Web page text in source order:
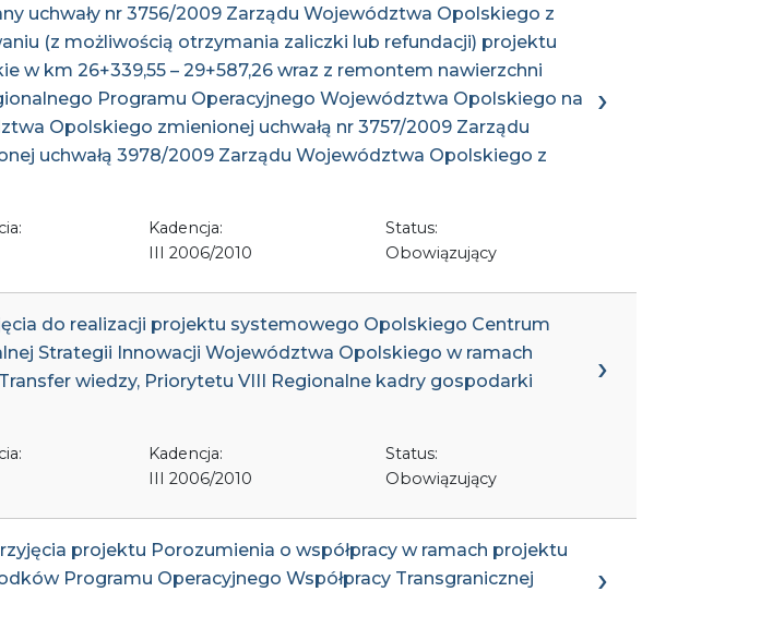
uchwały nr 3756/2009 Zarządu Województwa Opolskiego z
(z możliwością otrzymania zaliczki lub refundacji) projektu
w km 26+339,55 – 29+587,26 wraz z remontem nawierzchni
Programu Operacyjnego Województwa Opolskiego na
Opolskiego zmienionej uchwałą nr 3757/2009 Zarządu
uchwałą 3978/2009 Zarządu Województwa Opolskiego z
Kadencja:
III 2006/2010
Status:
Obowiązujący
do realizacji projektu systemowego Opolskiego Centrum
Strategii Innowacji Województwa Opolskiego w ramach
wiedzy, Priorytetu VIII Regionalne kadry gospodarki
Kadencja:
III 2006/2010
Status:
Obowiązujący
projektu Porozumienia o współpracy w ramach projektu
Programu Operacyjnego Współpracy Transgranicznej